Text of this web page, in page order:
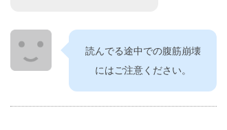
読んでる途中での腹筋崩壊
にはご注意ください。